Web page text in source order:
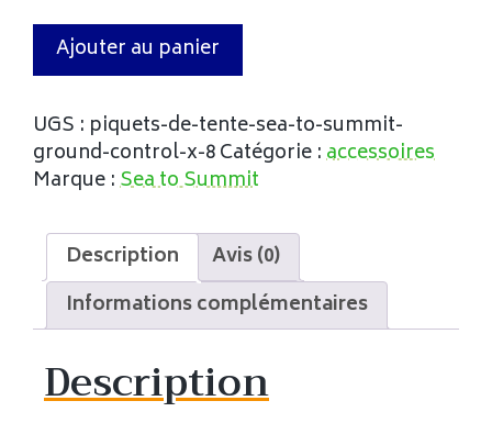
Ajouter au panier
UGS : piquets-de-tente-sea-to-summit-
ground-control-x-8Catégorie :accessoires
Marque :Sea to Summit
Description
Avis (0)
Informations complémentaires
Description